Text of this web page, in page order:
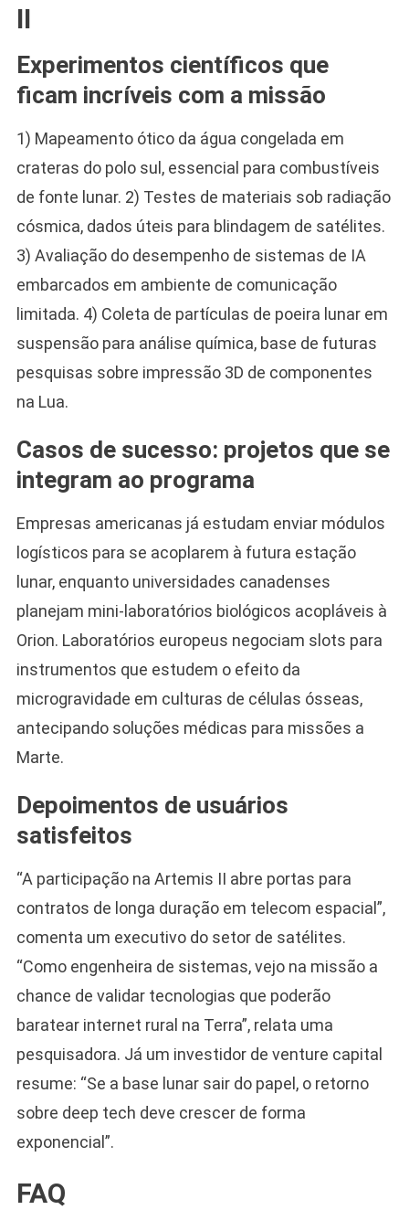
II
Experimentos científicos que
ficam incríveis com a missão
1) Mapeamento ótico da água congelada em
crateras do polo sul, essencial para combustíveis
de fonte lunar. 2) Testes de materiais sob radiação
cósmica, dados úteis para blindagem de satélites.
3) Avaliação do desempenho de sistemas de IA
embarcados em ambiente de comunicação
limitada. 4) Coleta de partículas de poeira lunar em
suspensão para análise química, base de futuras
pesquisas sobre impressão 3D de componentes
na Lua.
Casos de sucesso: projetos que se
integram ao programa
Empresas americanas já estudam enviar módulos
logísticos para se acoplarem à futura estação
lunar, enquanto universidades canadenses
planejam mini-laboratórios biológicos acopláveis à
Orion. Laboratórios europeus negociam slots para
instrumentos que estudem o efeito da
microgravidade em culturas de células ósseas,
antecipando soluções médicas para missões a
Marte.
Depoimentos de usuários
satisfeitos
“A participação na Artemis II abre portas para
contratos de longa duração em telecom espacial”,
comenta um executivo do setor de satélites.
“Como engenheira de sistemas, vejo na missão a
chance de validar tecnologias que poderão
baratear internet rural na Terra”, relata uma
pesquisadora. Já um investidor de venture capital
resume: “Se a base lunar sair do papel, o retorno
sobre deep tech deve crescer de forma
exponencial”.
FAQ